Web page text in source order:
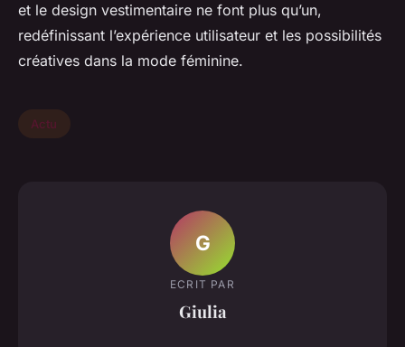
et le design vestimentaire ne font plus qu’un,
redéfinissant l’expérience utilisateur et les possibilités
créatives dans la mode féminine.
Actu
G
ECRIT PAR
Giulia